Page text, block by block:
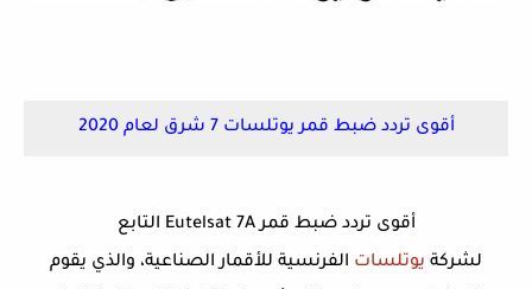
أقوى تردد ضبط قمر يوتلسات 7 شرق لعام 2020
أقوى تردد ضبط قمر Eutelsat 7A التابع
لشركة يوتلسات الفرنسية للأقمار الصناعية، والذي يقوم